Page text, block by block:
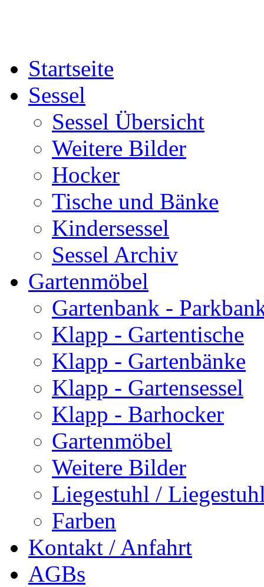
Startseite
Sessel
Sessel Übersicht
Weitere Bilder
Hocker
Tische und Bänke
Kindersessel
Sessel Archiv
Gartenmöbel
Gartenbank -
Klapp - Gartentische
Klapp - Gartenbänke
Klapp - Gartensessel
Klapp - Barhocker
Gartenmöbel
Weitere Bilder
Liegestuhl /
Farben
Kontakt / Anfahrt
AGBs